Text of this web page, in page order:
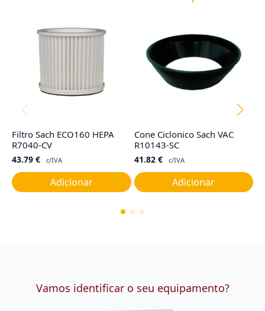
Filtro Sach ECO160 HEPA
R7040-CV
43.79 € c/IVA
Adicionar
Cone Ciclonico Sach VAC
R10143-SC
41.82 € c/IVA
Adicionar
Vamos identificar o seu equipamento?